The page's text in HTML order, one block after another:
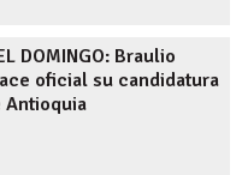
DOMINGO: Braulio
oficial su candidatura
Antioquia